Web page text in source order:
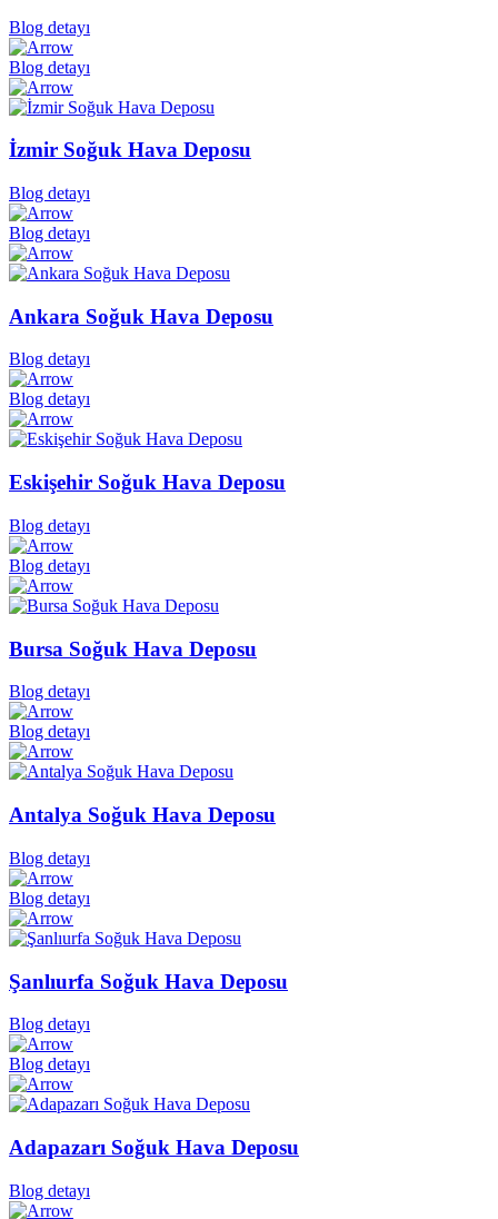
Blog detayı
Blog detayı
İzmir Soğuk Hava Deposu
Blog detayı
Blog detayı
Ankara Soğuk Hava Deposu
Blog detayı
Blog detayı
Eskişehir Soğuk Hava Deposu
Blog detayı
Blog detayı
Bursa Soğuk Hava Deposu
Blog detayı
Blog detayı
Antalya Soğuk Hava Deposu
Blog detayı
Blog detayı
Şanlıurfa Soğuk Hava Deposu
Blog detayı
Blog detayı
Adapazarı Soğuk Hava Deposu
Blog detayı